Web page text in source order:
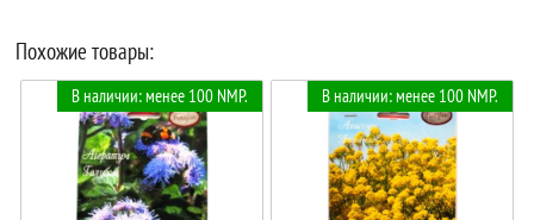
Похожие товары:
В наличии: менее 100 NMP. В наличии: менее 100 NMP.